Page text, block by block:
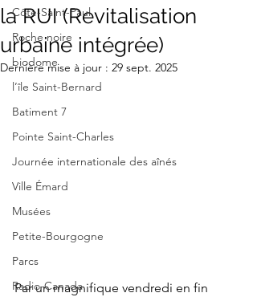
Côte-Saint-Paul
Roche noire
biodome
l’île Saint-Bernard
Batiment 7
Pointe Saint-Charles
Journée internationale des aînés
Ville Émard
Musées
Petite-Bourgogne
Parcs
Radio-Canada
la RUI (Revitalisation
urbaine intégrée)
Dernière mise à jour : 29 sept. 2025
Par un magnifique vendredi en fin